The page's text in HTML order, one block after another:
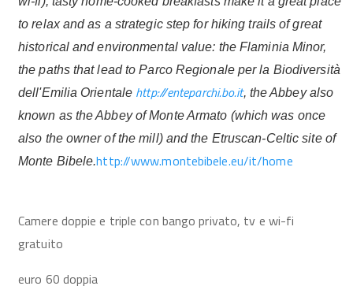
to relax and as a strategic step for hiking trails of great
historical and environmental value: the Flaminia Minor,
the paths that lead to Parco Regionale per la Biodiversità
dell'Emilia Orientale http://enteparchi.bo.it, the Abbey also
known as the Abbey of Monte Armato (which was once
also the owner of the mill) and the Etruscan-Celtic site of
Monte Bibele.http://www.montebibele.eu/it/home
Camere doppie e triple con bango privato, tv e wi-fi
gratuito
euro 60 doppia